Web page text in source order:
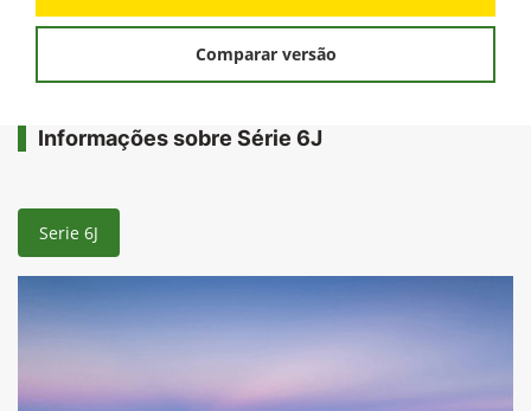
Comparar versão
Informações sobre Série 6J
Serie 6J